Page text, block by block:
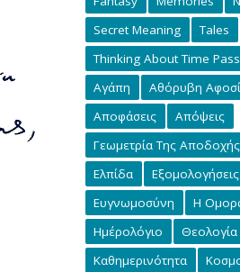
Secret Meaning
Tales
Thinking About Time
Αγάπη
Αθόρυβη
Αποφάσεις
Απόψεις
Γεωμετρία Της Αποδοχής
Ελπίδα
Εξομολογήσεις
Ευγνωμοσύνη
Η
Ημέρολόγιο
Θεολογία
Καθημερινότητα